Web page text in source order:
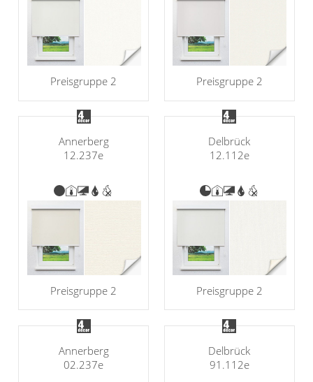
Preisgruppe 2 Preisgruppe 2
Annerberg
12.237e
Preisgruppe 2
Delbrück
12.112e
Preisgruppe 2
Annerberg
02.237e
Delbrück
91.112e